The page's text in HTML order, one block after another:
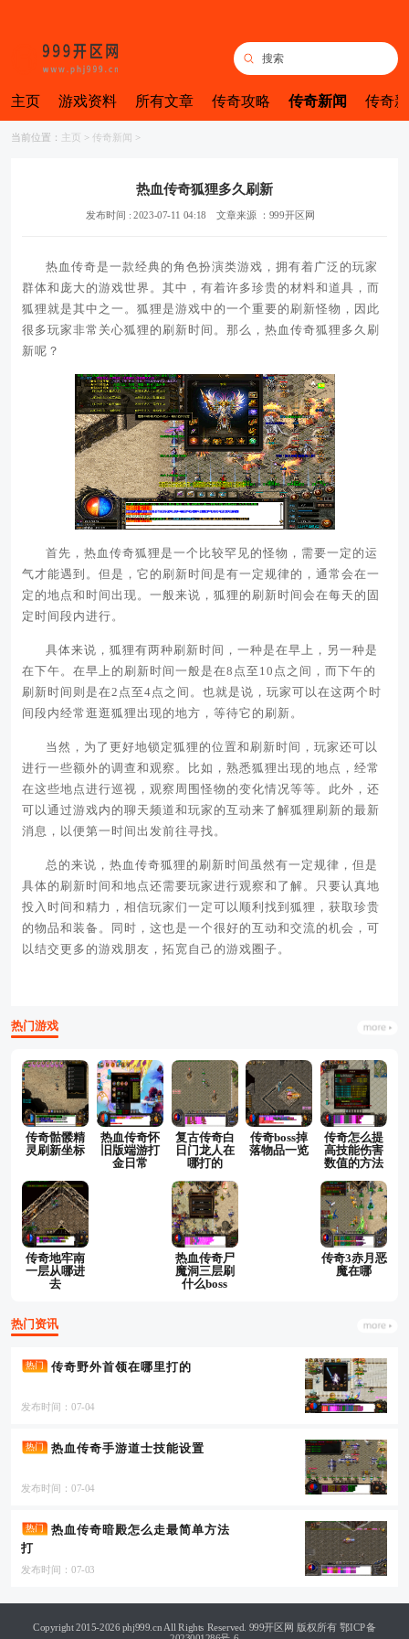
主页 游戏资料 所有文章 传奇攻略 传奇新闻 传奇
当前位置： 主页 > 传奇新闻 >
热血传奇狐狸多久刷新
发布时间 : 2023-07-11 04:18 文章来源 ：999开区网
热血传奇是一款经典的角色扮演类游戏，拥有着广泛的玩家
群体和庞大的游戏世界。其中，有着许多珍贵的材料和道具，而
狐狸就是其中之一。狐狸是游戏中的一个重要的刷新怪物，因此
很多玩家非常关心狐狸的刷新时间。那么，热血传奇狐狸多久刷
新呢？
首先，热血传奇狐狸是一个比较罕见的怪物，需要一定的运
气才能遇到。但是，它的刷新时间是有一定规律的，通常会在一
定的地点和时间出现。一般来说，狐狸的刷新时间会在每天的固
定时间段内进行。
具体来说，狐狸有两种刷新时间，一种是在早上，另一种是
在下午。在早上的刷新时间一般是在8点至10点之间，而下午的
刷新时间则是在2点至4点之间。也就是说，玩家可以在这两个时
间段内经常逛逛狐狸出现的地方，等待它的刷新。
当然，为了更好地锁定狐狸的位置和刷新时间，玩家还可以
进行一些额外的调查和观察。比如，熟悉狐狸出现的地点，经常
在这些地点进行巡视，观察周围怪物的变化情况等等。此外，还
可以通过游戏内的聊天频道和玩家的互动来了解狐狸刷新的最新
消息，以便第一时间出发前往寻找。
总的来说，热血传奇狐狸的刷新时间虽然有一定规律，但是
具体的刷新时间和地点还需要玩家进行观察和了解。只要认真地
投入时间和精力，相信玩家们一定可以顺利找到狐狸，获取珍贵
的物品和装备。同时，这也是一个很好的互动和交流的机会，可
以结交更多的游戏朋友，拓宽自己的游戏圈子。
热门游戏
传奇骷髅精
灵刷新坐标
热血传奇怀
旧版端游打
金日常
复古传奇白
日门龙人在
哪打的
传奇boss掉
落物品一览
传奇怎么提
高技能伤害
数值的方法
传奇地牢南
一层从哪进
去
热血传奇尸
魔洞三层刷
什么boss
传奇3赤月恶
魔在哪
热门资讯
热门 传奇野外首领在哪里打的
发布时间：07-04
热门 热血传奇手游道士技能设置
发布时间：07-04
热门
热血传奇暗殿怎么走最简单方法
打
发布时间：07-03
Copyright 2015-2026 phj999.cn All Rights Reserved. 999开区网 版权所有鄂ICP备